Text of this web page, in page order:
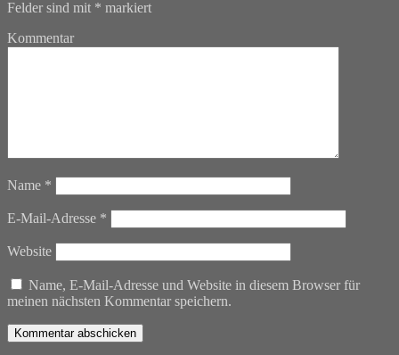
Felder sind mit * markiert
Kommentar
Name *
E-Mail-Adresse *
Website
Name, E-Mail-Adresse und Website in diesem Browser für
meinen nächsten Kommentar speichern.